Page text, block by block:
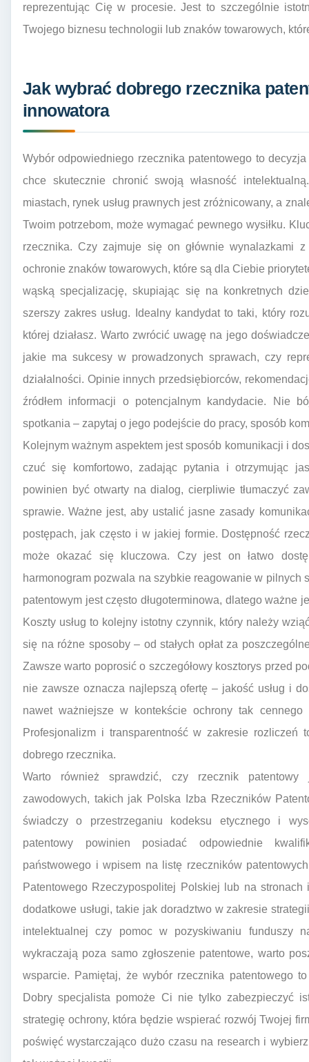
reprezentując Cię w procesie. Jest to szczególnie
Twojego biznesu technologii lub znaków towarowych,
Jak wybrać dobrego rzecznika
innowatora
Wybór odpowiedniego rzecznika patentowego to
chce skutecznie chronić swoją własność
miastach, rynek usług prawnych jest zróżnicowany, a
Twoim potrzebom, może wymagać pewnego wysiłku.
rzecznika. Czy zajmuje się on głównie wynalazkami
ochronie znaków towarowych, które są dla Ciebie
wąską specjalizację, skupiając się na konkretnych
szerszy zakres usług. Idealny kandydat to taki, który
której działasz. Warto zwrócić uwagę na jego
jakie ma sukcesy w prowadzonych sprawach, czy
działalności. Opinie innych przedsiębiorców,
źródłem informacji o potencjalnym kandydacie. Nie
spotkania – zapytaj o jego podejście do pracy, sposób
Kolejnym ważnym aspektem jest sposób komunikacji i
czuć się komfortowo, zadając pytania i otrzymując
powinien być otwarty na dialog, cierpliwie tłumaczyć
sprawie. Ważne jest, aby ustalić jasne zasady
postępach, jak często i w jakiej formie. Dostępność
może okazać się kluczowa. Czy jest on łatwo
harmonogram pozwala na szybkie reagowanie w pilnych
patentowym jest często długoterminowa, dlatego ważne
Koszty usług to kolejny istotny czynnik, który należy
się na różne sposoby – od stałych opłat za
Zawsze warto poprosić o szczegółowy kosztorys przed
nie zawsze oznacza najlepszą ofertę – jakość usług i
nawet ważniejsze w kontekście ochrony tak cennego
Profesjonalizm i transparentność w zakresie rozliczeń
dobrego rzecznika.
Warto również sprawdzić, czy rzecznik patentowy
zawodowych, takich jak Polska Izba Rzeczników
świadczy o przestrzeganiu kodeksu etycznego i
patentowy powinien posiadać odpowiednie
państwowego i wpisem na listę rzeczników
Patentowego Rzeczypospolitej Polskiej lub na
dodatkowe usługi, takie jak doradztwo w zakresie
intelektualnej czy pomoc w pozyskiwaniu funduszy
wykraczają poza samo zgłoszenie patentowe, warto
wsparcie. Pamiętaj, że wybór rzecznika patentowego
Dobry specjalista pomoże Ci nie tylko zabezpieczyć
strategię ochrony, która będzie wspierać rozwój Twojej
poświęć wystarczająco dużo czasu na research i